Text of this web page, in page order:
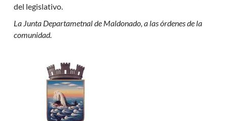
del legislativo.
La Junta Departametnal de Maldonado, a las órdenes de la
comunidad.